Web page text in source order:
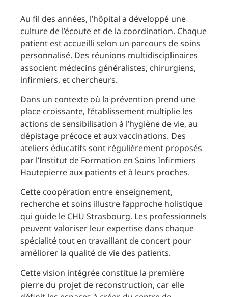
Au fil des années, l’hôpital a développé une
culture de l’écoute et de la coordination. Chaque
patient est accueilli selon un parcours de soins
personnalisé. Des réunions multidisciplinaires
associent médecins généralistes, chirurgiens,
infirmiers, et chercheurs.
Dans un contexte où la prévention prend une
place croissante, l’établissement multiplie les
actions de sensibilisation à l’hygiène de vie, au
dépistage précoce et aux vaccinations. Des
ateliers éducatifs sont régulièrement proposés
par l’Institut de Formation en Soins Infirmiers
Hautepierre aux patients et à leurs proches.
Cette coopération entre enseignement,
recherche et soins illustre l’approche holistique
qui guide le CHU Strasbourg. Les professionnels
peuvent valoriser leur expertise dans chaque
spécialité tout en travaillant de concert pour
améliorer la qualité de vie des patients.
Cette vision intégrée constitue la première
pierre du projet de reconstruction, car elle